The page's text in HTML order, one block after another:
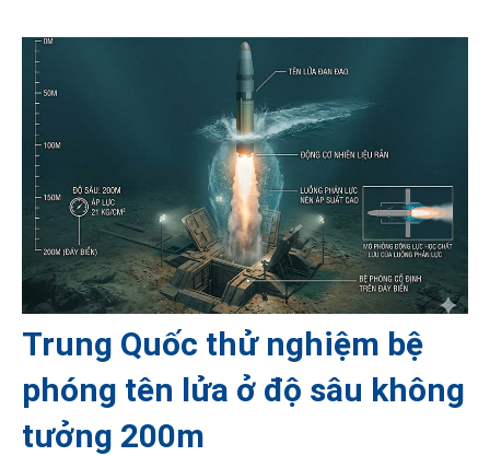
Trung Quốc thử nghiệm bệ
phóng tên lửa ở độ sâu không
tưởng 200m